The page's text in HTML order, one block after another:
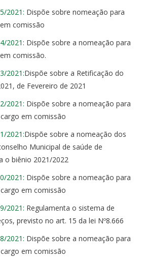
2021: Dispõe sobre nomeação para
comissão
2021 : Dispõe sobre a nomeação para
comissão.
2021:Dispõe sobre a Retificação do
de Fevereiro de 2021
2021: Dispõe sobre a nomeação para
em comissão
2021:Dispõe sobre a nomeação dos
Municipal de saúde de
o biênio 2021/2022
2021: Dispõe sobre a nomeação para
em comissão
2021: Regulamenta o sistema de
previsto no art. 15 da lei Nº8.666
2021: Dispõe sobre a nomeação para
em comissão